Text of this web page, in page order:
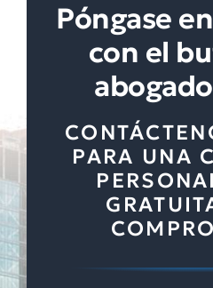
Póngase
con el
PARA UNA